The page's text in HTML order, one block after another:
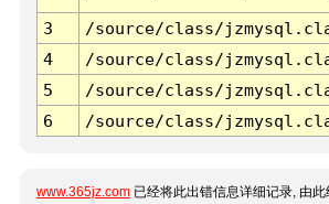
3 /source/class/
4
/source/class/
5
/source/class/
6
/source/class/
www.365jz.com 已经将此出错信息详细记录, 由